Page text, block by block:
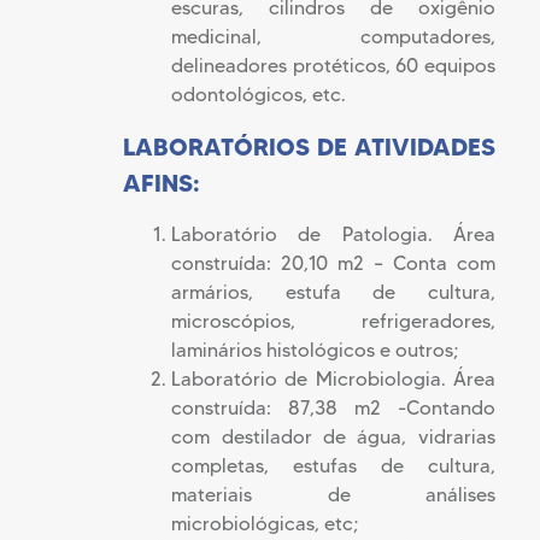
escuras, cilindros de oxigênio
medicinal, computadores,
delineadores protéticos, 60 equipos
odontológicos, etc.
LABORATÓRIOS DE ATIVIDADES
AFINS:
Laboratório de Patologia. Área
construída: 20,10 m2 – Conta com
armários, estufa de cultura,
microscópios, refrigeradores,
laminários histológicos e outros;
Laboratório de Microbiologia. Área
construída: 87,38 m2 -Contando
com destilador de água, vidrarias
completas, estufas de cultura,
materiais de análises
microbiológicas, etc;